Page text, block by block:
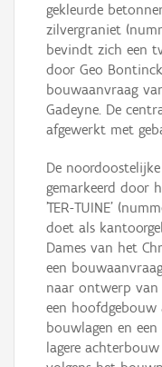
gekleurde
zilvergraniet
bevindt zich een
door Geo
bouwaanvraag
Gadeyne. De
afgewerkt met
De
gemarkeerd door
'TER-TUINE'
doet als
Dames van het
een
naar ontwerp van
een
bouwlagen en
lagere